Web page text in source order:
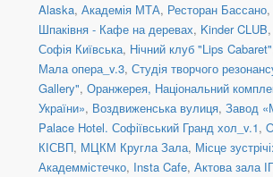
Alaska, Академія МТА, Ресторан Бассано,
Шпаківня - Кафе на деревах, Kinder CLUB,
Софія Київська, Нічний клуб "Lips Cabaret"
Мала опера_v.3, Студія творчого
Gallery", Оранжерея, Національний
України», Воздвиженська вулиця, Завод
Palace Hotel. Софіївський Гранд хол_v.1,
КІСВП, МЦКМ Кругла Зала, Місце
Академмістечко, Insta Cafe, Актова зала